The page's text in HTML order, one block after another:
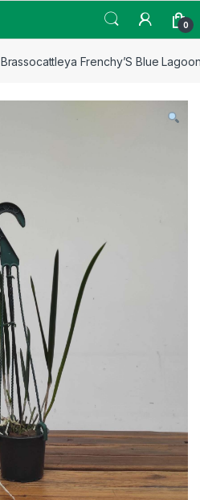
0
Brassocattleya Frenchy’S Blue